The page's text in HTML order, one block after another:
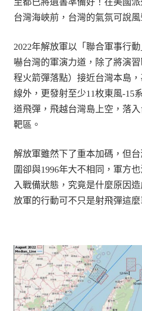
至都已將遺書準備好！在美國
台灣海峽前，台灣的氣氛可說風
2022年解放軍以「聯合軍事行
嚇台灣的軍演力道，除了將演
程火箭彈落點）接近台灣本島
線外，更發射至少11枚東風-15
道飛彈，飛越台灣島上空，落
靶區。
解放軍雖然下了重本加碼，但
圍卻與1996年大不相同，軍方
入戰備狀態，究竟是什麼原因
放軍的行動可不只是射飛彈這麼